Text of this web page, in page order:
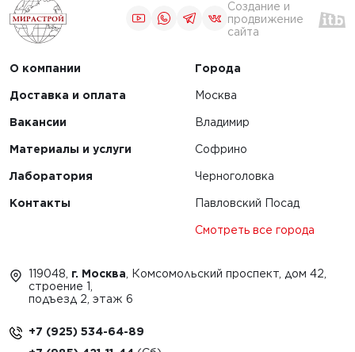
Создание и
продвижение
сайта
О компании
Доставка и оплата
Вакансии
Материалы и услуги
Лаборатория
Контакты
Города
Москва
Владимир
Софрино
Черноголовка
Павловский Посад
Смотреть все города
119048, г. Москва , Комсомольский проспект, дом 42,
строение 1,
подъезд 2, этаж 6
+7 (925) 534-64-89